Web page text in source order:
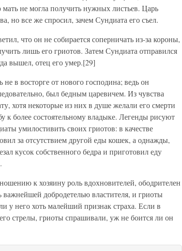
мать не могла получить нужных листьев. Царь
но все же спросил, зачем Сундиата его съел.
что он не собирается соперничать из-за короны,
лишь его гриотов. Затем Сундиата отправился
вышел, отец его умер.[29]
в восторге от нового господина; ведь он
был бедным царевичем. Из чувства
хотя некоторые из них в душе желали его смерти
более состоятельному владыке. Легенды рисуют
умилостивить своих гриотов: в качестве
за отсутствием другой еды кошек, а однажды,
кусок собственного бедра и приготовил еду
к хозяину роль вдохновителей, ободрителен
добродетелью властителя, и гриоты
у него хоть малейший признак страха. Если в
стрелы, гриоты спрашивали, уж не боится ли он